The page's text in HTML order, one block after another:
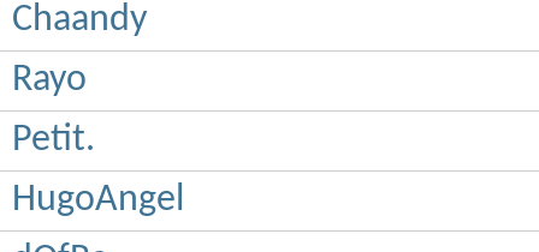
Chaandy
Rayo
Petit.
HugoAngel